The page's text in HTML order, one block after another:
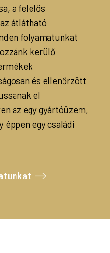
a felelős
átlátható
folyamatunkat
kerülő
és ellenőrzött
el
az egy gyártóüzem,
éppen egy családi